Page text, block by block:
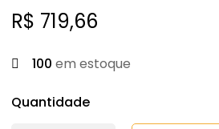
R$ 719,66
100 em estoque
Quantidade